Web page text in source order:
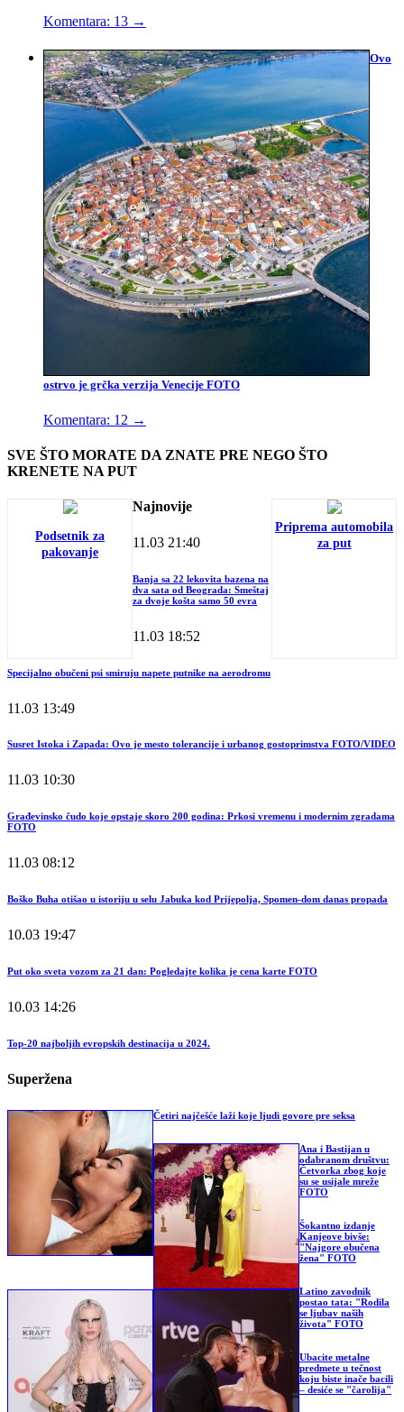
Komentara: 13 →
Ovo
ostrvo je grčka verzija Venecije FOTO
Komentara: 12 →
SVE ŠTO MORATE DA ZNATE PRE NEGO ŠTO
KRENETE NA PUT
Podsetnik za
pakovanje
Priprema automobila
za put
Najnovije
11.03 21:40
Banja sa 22 lekovita bazena na
dva sata od Beograda: Smeštaj
za dvoje košta samo 50 evra
11.03 18:52
Specijalno obučeni psi smiruju napete putnike na aerodromu
11.03 13:49
Susret Istoka i Zapada: Ovo je mesto tolerancije i urbanog gostoprimstva FOTO/VIDEO
11.03 10:30
Građevinsko čudo koje opstaje skoro 200 godina: Prkosi vremenu i modernim zgradama
FOTO
11.03 08:12
Boško Buha otišao u istoriju u selu Jabuka kod Prijepolja, Spomen-dom danas propada
10.03 19:47
Put oko sveta vozom za 21 dan: Pogledajte kolika je cena karte FOTO
10.03 14:26
Top-20 najboljih evropskih destinacija u 2024.
Superžena
Četiri najčešće laži koje ljudi govore pre seksa
Ana i Bastijan u
odabranom društvu:
Četvorka zbog koje
su se usijale mreže
FOTO
Šokantno izdanje
Kanjeove bivše:
"Najgore obučena
žena" FOTO
Latino zavodnik
postao tata: "Rodila
se ljubav naših
života" FOTO
Ubacite metalne
predmete u tečnost
koju biste inače bacili
– desiće se "čarolija"